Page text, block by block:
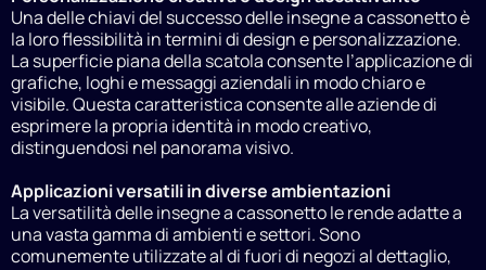
Una delle chiavi del successo delle insegne a cassonetto è
la loro flessibilità in termini di design e personalizzazione.
La superficie piana della scatola consente l’applicazione di
grafiche, loghi e messaggi aziendali in modo chiaro e
visibile. Questa caratteristica consente alle aziende di
esprimere la propria identità in modo creativo,
distinguendosi nel panorama visivo.
Applicazioni versatili in diverse ambientazioni
La versatilità delle insegne a cassonetto le rende adatte a
una vasta gamma di ambienti e settori. Sono
comunemente utilizzate al di fuori di negozi al dettaglio,